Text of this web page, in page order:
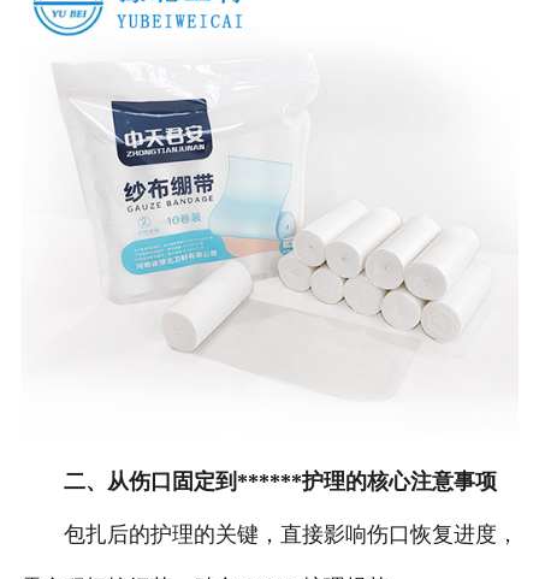
二、从伤口固定到******护理的核心注意事项
包扎后的护理的关键，直接影响伤口恢复进度，